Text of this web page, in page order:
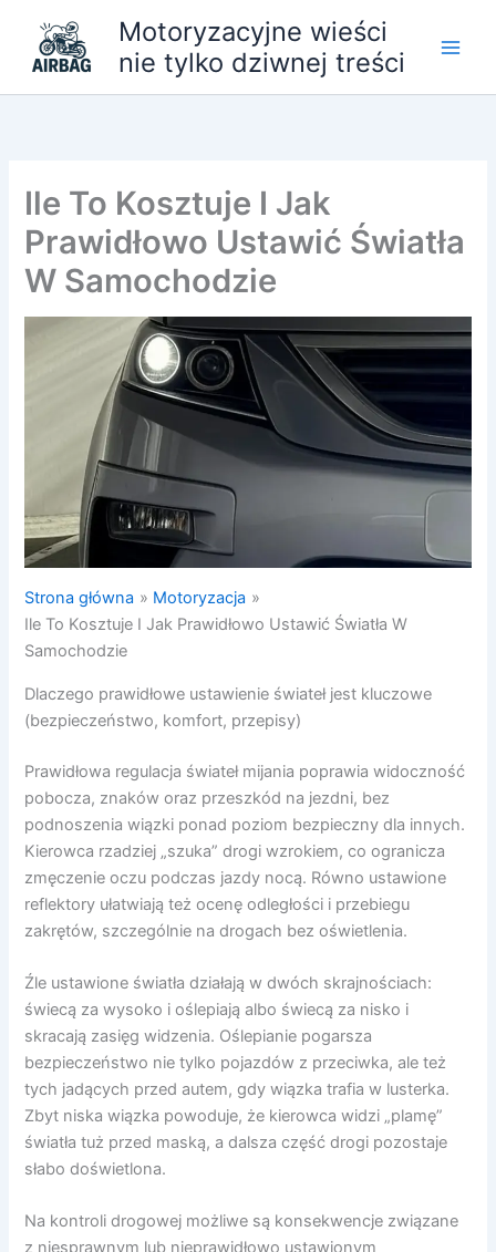
treści
Motoryzacyjne wieści
nie tylko dziwnej treści
Ile To Kosztuje I Jak
Prawidłowo Ustawić Światła
W Samochodzie
Strona główna
Motoryzacja
Ile To Kosztuje I Jak Prawidłowo Ustawić Światła W
Samochodzie
Dlaczego prawidłowe ustawienie świateł jest kluczowe
(bezpieczeństwo, komfort, przepisy)
Prawidłowa regulacja świateł mijania poprawia widoczność
pobocza, znaków oraz przeszkód na jezdni, bez
podnoszenia wiązki ponad poziom bezpieczny dla innych.
Kierowca rzadziej „szuka” drogi wzrokiem, co ogranicza
zmęczenie oczu podczas jazdy nocą. Równo ustawione
reflektory ułatwiają też ocenę odległości i przebiegu
zakrętów, szczególnie na drogach bez oświetlenia.
Źle ustawione światła działają w dwóch skrajnościach:
świecą za wysoko i oślepiają albo świecą za nisko i
skracają zasięg widzenia. Oślepianie pogarsza
bezpieczeństwo nie tylko pojazdów z przeciwka, ale też
tych jadących przed autem, gdy wiązka trafia w lusterka.
Zbyt niska wiązka powoduje, że kierowca widzi „plamę”
światła tuż przed maską, a dalsza część drogi pozostaje
słabo doświetlona.
Na kontroli drogowej możliwe są konsekwencje związane
z niesprawnym lub nieprawidłowo ustawionym